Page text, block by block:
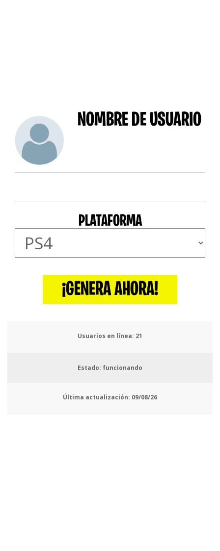
NOMBRE DE USUARIO
PLATAFORMA
¡GENERA AHORA!
Usuarios en línea: 25
Estado: funcionando
Última actualización: 09/08/26